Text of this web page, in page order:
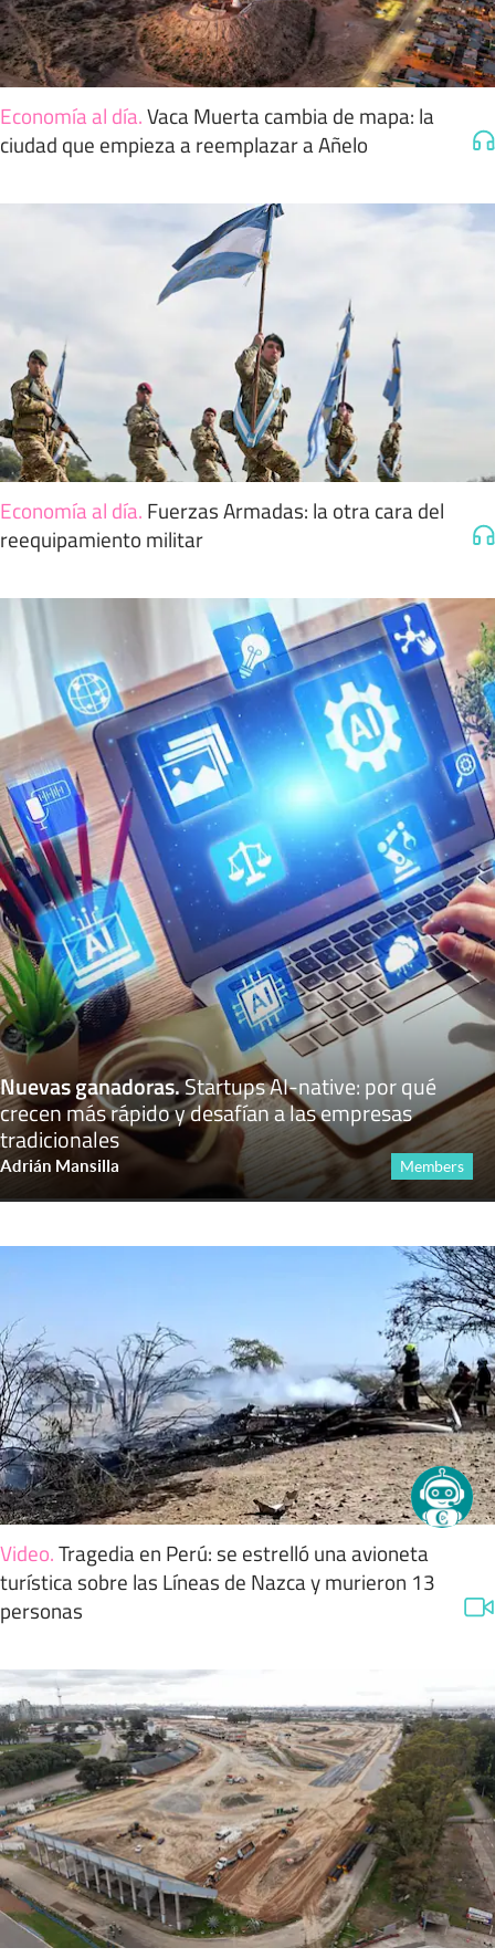
Economía al día.Vaca Muerta cambia de mapa: la
ciudad que empieza a reemplazar a Añelo
Economía al día. Fuerzas Armadas: la otra cara del
reequipamiento militar
Nuevas ganadoras.Startups AI-native: por qué
crecen más rápido y desafían a las empresas
tradicionales
Adrián Mansilla Members
Video.Tragedia en Perú: se estrelló una avioneta
turística sobre las Líneas de Nazca y murieron 13
personas